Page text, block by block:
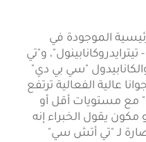
الموجودة في
الماريجوانا هي مكون "دلتا - 9 - تيترايدروكانابينول"، و"تي
"سي بي دي"
عالية الفعالية ترتفع
مستويات أقل أو
يقول الخبراء إنه
لـ "تي أتش سي"